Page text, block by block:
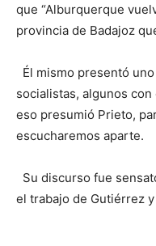
que “Alburquerque
provincia de Badajoz
Él mismo presentó
socialistas, algunos
eso presumió Prieto,
escucharemos aparte.
Su discurso fue
el trabajo de Gutiérrez y